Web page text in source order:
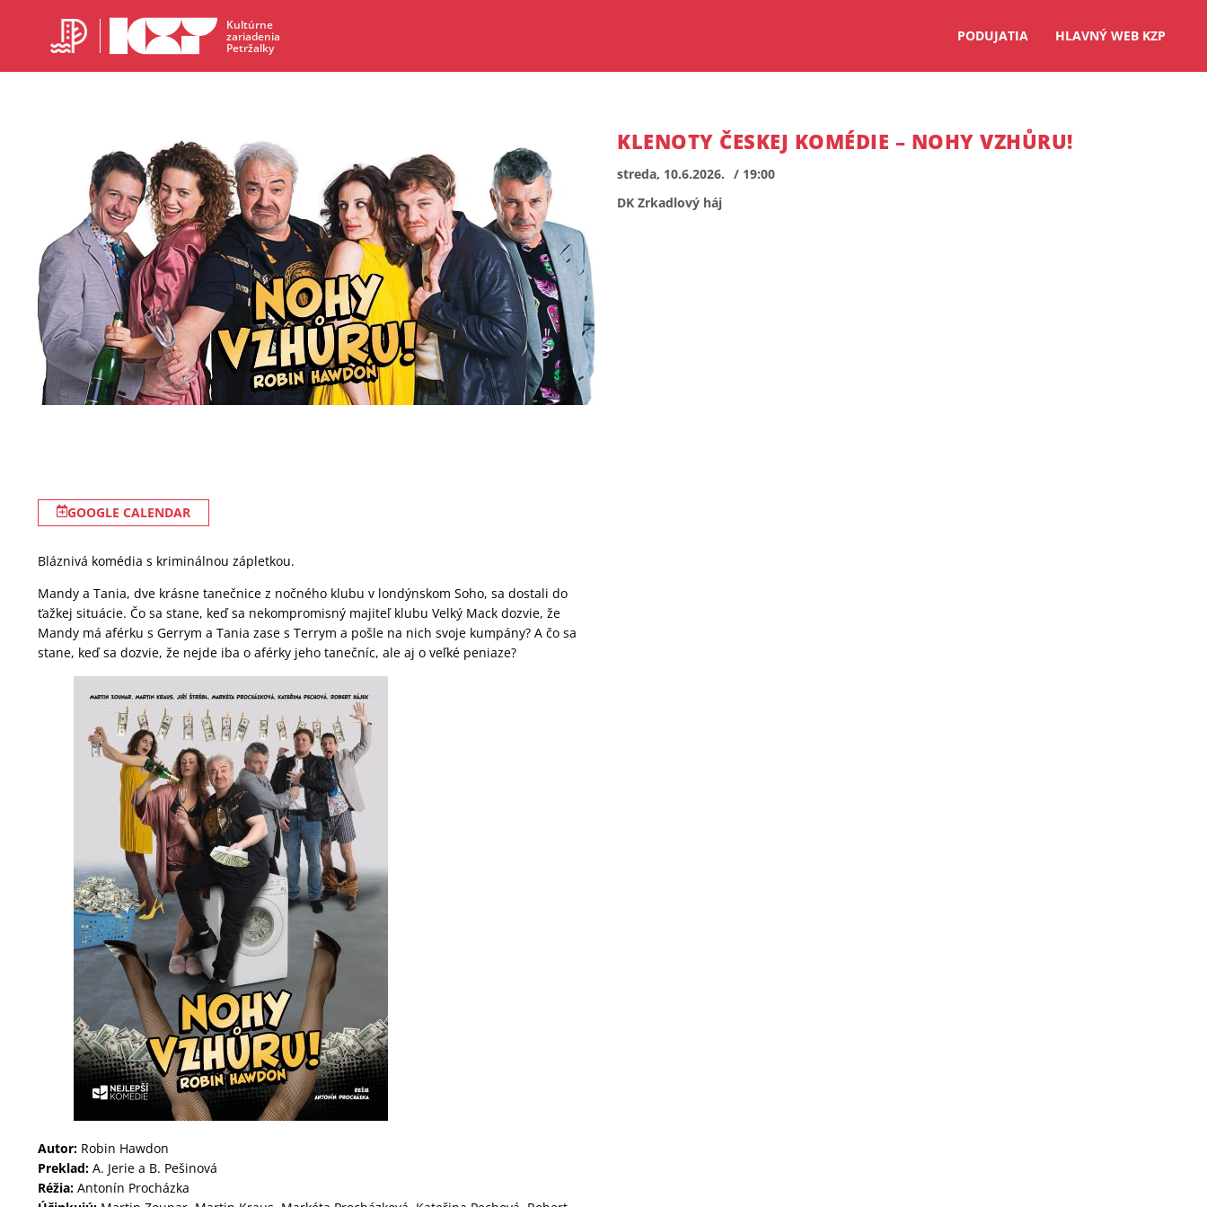
Kultúrne
zariadenia
Petržalky
PODUJATIA HLAVNÝ WEB KZP
KLENOTY ČESKEJ KOMÉDIE – NOHY VZHŮRU!
streda, 10.6.2026. / 19:00
DK Zrkadlový háj
GOOGLE CALENDAR
Bláznivá komédia s kriminálnou zápletkou.
Mandy a Tania, dve krásne tanečnice z nočného klubu v londýnskom Soho, sa dostali do
ťažkej situácie. Čo sa stane, keď sa nekompromisný majiteľ klubu Velký Mack dozvie, že
Mandy má aférku s Gerrym a Tania zase s Terrym a pošle na nich svoje kumpány? A čo sa
stane, keď sa dozvie, že nejde iba o aférky jeho tanečníc, ale aj o veľké peniaze?
Autor: Robin Hawdon
Preklad: A. Jerie a B. Pešinová
Réžia: Antonín Procházka